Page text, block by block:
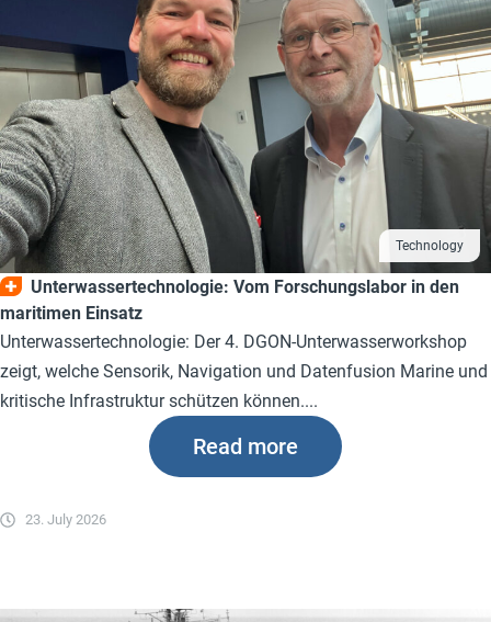
Technology
Unterwassertechnologie: Vom Forschungslabor in den
maritimen Einsatz
Unterwassertechnologie: Der 4. DGON-Unterwasserworkshop
zeigt, welche Sensorik, Navigation und Datenfusion Marine und
kritische Infrastruktur schützen können....
23. July 2026
Read more